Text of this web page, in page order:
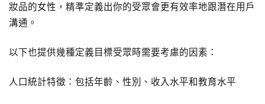
妝品的女性，精準定義出你的受眾會更有效率地跟潛在用戶
溝通。
以下也提供幾種定義目標受眾時需要考慮的因素：
人口統計特徵：包括年齡、性別、收入水平和教育水平